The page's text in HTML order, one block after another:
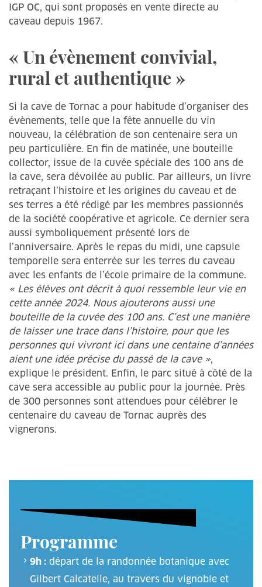
IGP OC, qui sont proposés en vente directe au
caveau depuis 1967.
« Un évènement convivial,
rural et authentique »
Si la cave de Tornac a pour habitude d’organiser des
évènements, telle que la fête annuelle du vin
nouveau, la célébration de son centenaire sera un
peu particulière. En fin de matinée, une bouteille
collector, issue de la cuvée spéciale des 100 ans de
la cave, sera dévoilée au public. Par ailleurs, un livre
retraçant l’histoire et les origines du caveau et de
ses terres a été rédigé par les membres passionnés
de la société coopérative et agricole. Ce dernier sera
aussi symboliquement présenté lors de
l’anniversaire. Après le repas du midi, une capsule
temporelle sera enterrée sur les terres du caveau
avec les enfants de l’école primaire de la commune.
« Les élèves ont décrit à quoi ressemble leur vie en
cette année 2024. Nous ajouterons aussi une
bouteille de la cuvée des 100 ans. C’est une manière
de laisser une trace dans l’histoire, pour que les
personnes qui vivront ici dans une centaine d’années
aient une idée précise du passé de la cave »,
explique le président. Enfin, le parc situé à côté de la
cave sera accessible au public pour la journée. Près
de 300 personnes sont attendues pour célébrer le
centenaire du caveau de Tornac auprès des
vignerons.
Programme
9h : départ de la randonnée botanique avec
Gilbert Calcatelle, au travers du vignoble et